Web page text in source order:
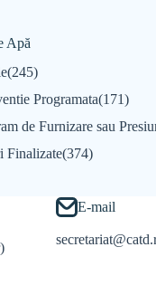
Apă
(245)
Programata(171)
Finalizate(374)
de Furnizare sau
E-mail